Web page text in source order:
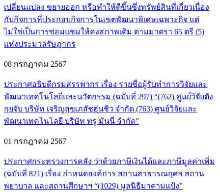
เปลี่ยนแปลง ขยายออก หรือทำให้ดีขึ้นซึ่งทรัพย์สินที่เกี่ยวเนื่อง
กับกิจการที่ประกอบกิจการในเขตพัฒนาพิเศษเฉพาะกิจ แต่
ไม่ใช่เป็นการซ่อมแซมให้คงสภาพเดิม ตามมาตรา 65 ตรี (5)
แห่งประมวลรัษฎากร
08 กรกฎาคม 2567
ประกาศอธิบดีกรมสรรพากร เรื่อง รายชื่อผู้รับทำการวิจัยและ
พัฒนาเทคโนโลยีและนวัตกรรม (ฉบับที่ 297) “(762) ศูนย์วิจัยตัง
กุยจับ บริษัท เจริญสุขเภสัชฮุ่นชิว จำกัด (763) ศูนย์วิจัยและ
พัฒนาเทคโนโลยี บริษัท ทรู มันนี่ จำกัด”
01 กรกฎาคม 2567
ประกาศกระทรวงการคลัง ว่าด้วยภาษีเงินได้และภาษีมูลค่าเพิ่ม
(ฉบับที่ 821) เรื่อง กำหนดองค์การ สถานสาธารณกุศล สถาน
พยาบาล และสถานศึกษาฯ “(1029) มูลนิธิมาดามแป้ง”